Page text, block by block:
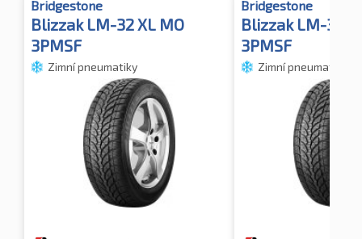
Bridgestone
Blizzak LM-32 XL MO
3PMSF
Zimní pneumatiky
Bridgestone
Blizzak LM-32
3PMSF
Zimní pneumatiky